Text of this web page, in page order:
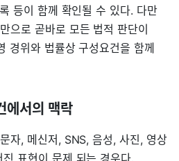
등이 함께 확인될 수 있다. 다만
으로 곧바로 모든 법적 판단이
경위와 법률상 구성요건을 함께
에서의 맥락
자, 메신저, SNS, 음성, 사진, 영상
표현이 문제 되는 경우다.